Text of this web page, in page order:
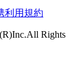
利用規約
Rights